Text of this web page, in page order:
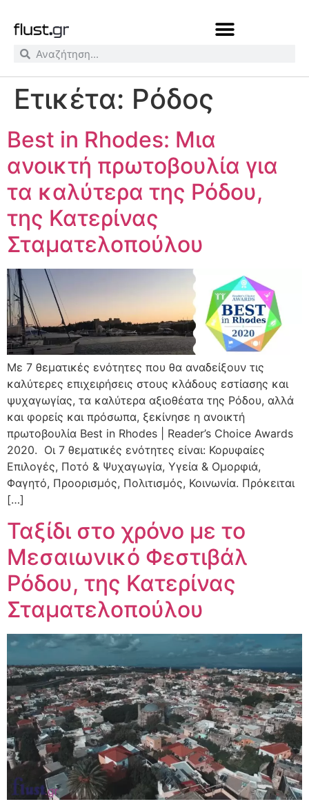
Ετικέτα: Ρόδος
Best in Rhodes: Μια
ανοικτή πρωτοβουλία για
τα καλύτερα της Ρόδου,
της Κατερίνας
Σταματελοπούλου
Με 7 θεματικές ενότητες που θα αναδείξουν τις
καλύτερες επιχειρήσεις στους κλάδους εστίασης και
ψυχαγωγίας, τα καλύτερα αξιοθέατα της Ρόδου, αλλά
και φορείς και πρόσωπα, ξεκίνησε η ανοικτή
πρωτοβουλία Best in Rhodes | Reader’s Choice Awards
2020. Οι 7 θεματικές ενότητες είναι: Κορυφαίες
Επιλογές, Ποτό & Ψυχαγωγία, Υγεία & Ομορφιά,
Φαγητό, Προορισμός, Πολιτισμός, Κοινωνία. Πρόκειται
[…]
Ταξίδι στο χρόνο με το
Μεσαιωνικό Φεστιβάλ
Ρόδου, της Κατερίνας
Σταματελοπούλου